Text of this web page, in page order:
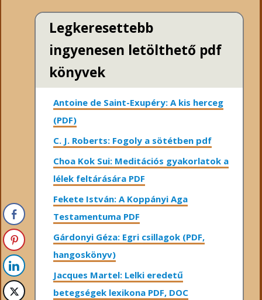
Legkeresettebb
ingyenesen letölthető pdf
könyvek
Antoine de Saint-Exupéry: A kis herceg
(PDF)
C. J. Roberts: Fogoly a sötétben pdf
Choa Kok Sui: Meditációs gyakorlatok a
lélek feltárására PDF
Fekete István: A Koppányi Aga
Testamentuma PDF
Gárdonyi Géza: Egri csillagok (PDF,
hangoskönyv)
Jacques Martel: Lelki eredetű
betegségek lexikona PDF, DOC